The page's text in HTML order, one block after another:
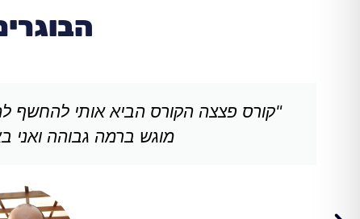
"קורס פצצה הקורס הביא אותי להחשף
מוגש ברמה גבוהה ואני